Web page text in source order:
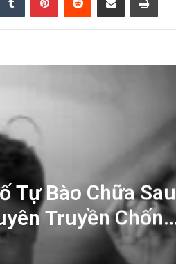
Tự Bào Chữa Sau
Truyền Chống